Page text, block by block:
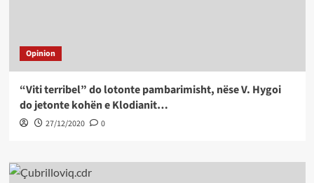
Opinion
“Viti terribel” do lotonte pambarimisht, nëse V. Hygoi
do jetonte kohën e Klodianit…
27/12/2020 0